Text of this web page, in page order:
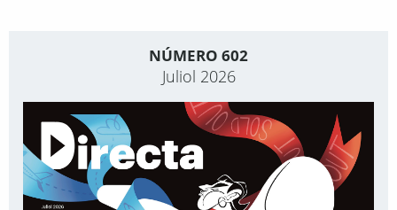
NÚMERO 602
Juliol 2026